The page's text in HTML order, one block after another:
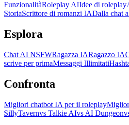
FunzionalitàRoleplay AIIdee di roleplay
StoriaScrittore di romanzi IADalla chat
Esplora
Chat AI NSFWRagazza IARagazzo IA
scrive per primaMessaggi Illimitati
Confronta
Migliori chatbot IA per il roleplay
SillyTavernvs Talkie AIvs AI Dungeon